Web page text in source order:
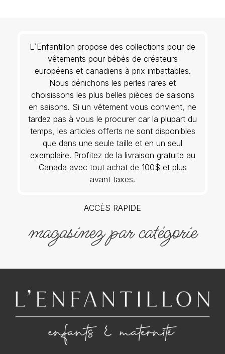
L`Enfantillon propose des collections pour de
vêtements pour bébés de créateurs
européens et canadiens à prix imbattables.
Nous dénichons les perles rares et
choisissons les plus belles pièces de saisons
en saisons. Si un vêtement vous convient, ne
tardez pas à vous le procurer car la plupart du
temps, les articles offerts ne sont disponibles
que dans une seule taille et en un seul
exemplaire. Profitez de la livraison gratuite au
Canada avec tout achat de 100$ et plus
avant taxes.
ACCÈS RAPIDE
magasinez par catégorie